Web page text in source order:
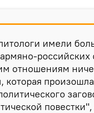
имели
отношениям
которая
повестки",